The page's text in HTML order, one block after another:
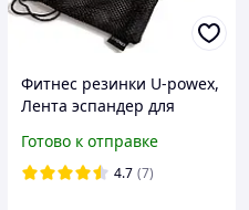
Фитнес резинки U-powex,
Лента эспандер для
тренировок
Готово к отправке
4.7 (7)